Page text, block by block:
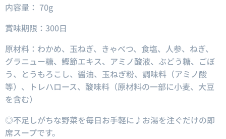
内容量： 70g
賞味期限：300日
原材料：わかめ、玉ねぎ、きゃべつ、食塩、人参、ねぎ、
グラニュー糖、鰹節エキス、アミノ酸液、ぶどう糖、ごぼ
う、とうもろこし、醤油、玉ねぎ粉、調味料（アミノ酸
等）、トレハロース、酸味料（原材料の一部に小麦、大豆
を含む）
◎不足しがちな野菜を毎日お手軽に♪お湯を注ぐだけの即
席スープです。